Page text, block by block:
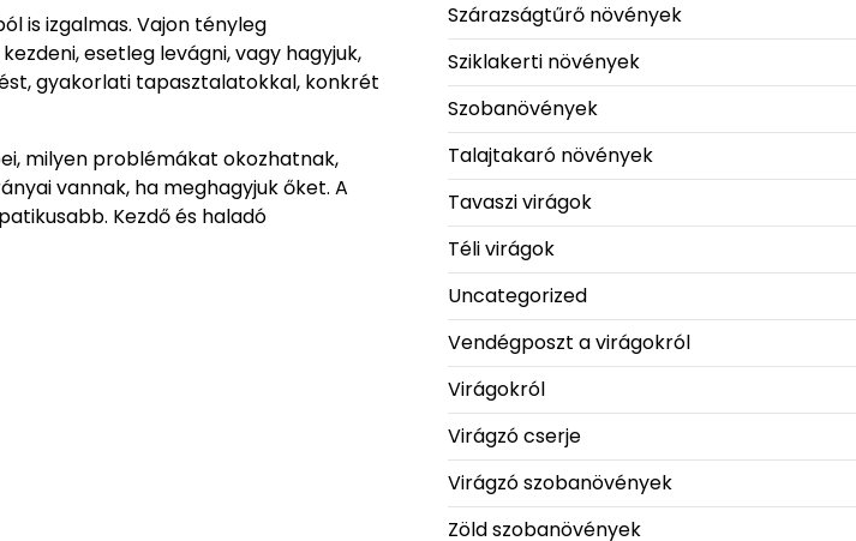
is izgalmas. Vajon tényleg
esetleg levágni, vagy hagyjuk,
gyakorlati tapasztalatokkal, konkrét
milyen problémákat okozhatnak,
vannak, ha meghagyjuk őket. A
Kezdő és haladó
Szárazságtűrő növények
Sziklakerti növények
Szobanövények
Talajtakaró növények
Tavaszi virágok
Téli virágok
Uncategorized
Vendégposzt a virágokról
Virágokról
Virágzó cserje
Virágzó szobanövények
Zöld szobanövények